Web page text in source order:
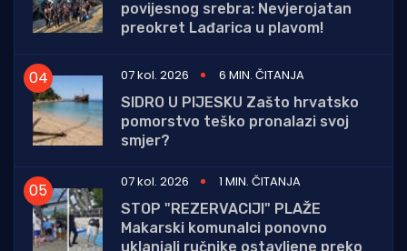
povijesnog srebra: Nevjerojatan
preokret Lađarica u plavom!
07 kol. 2026
6 MIN. ČITANJA
SIDRO U PIJESKU Zašto hrvatsko
pomorstvo teško pronalazi svoj
smjer?
07 kol. 2026
1 MIN. ČITANJA
STOP "REZERVACIJI" PLAŽE
Makarski komunalci ponovno
uklanjali ručnike ostavljene preko